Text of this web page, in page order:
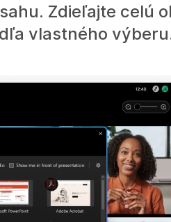
Zdieľajte celú
vlastného